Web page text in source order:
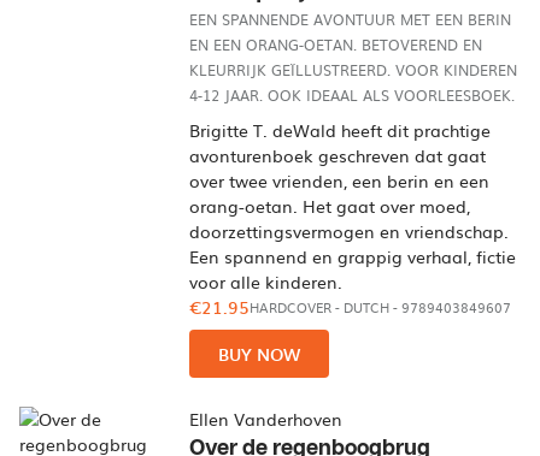
EEN SPANNENDE AVONTUUR MET EEN BERIN
EN EEN ORANG-OETAN. BETOVEREND EN
KLEURRIJK GEÏLLUSTREERD. VOOR KINDEREN
4-12 JAAR. OOK IDEAAL ALS VOORLEESBOEK.
Brigitte T. deWald heeft dit prachtige
avonturenboek geschreven dat gaat
over twee vrienden, een berin en een
orang-oetan. Het gaat over moed,
doorzettingsvermogen en vriendschap.
Een spannend en grappig verhaal, fictie
voor alle kinderen.
€21.95HARDCOVER- DUTCH- 9789403849607
BUY NOW
Ellen Vanderhoven
Over de regenboogbrug